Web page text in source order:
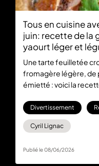
Tous en cuisine
juin: recette de la
yaourt léger et
Une tarte feuilletée
fromagère légère, de
émietté : voici la
Divertissement
Cyril Lignac
Publié le 08/06/2026